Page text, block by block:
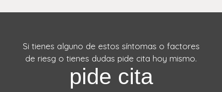
Si tienes alguno de estos síntomas o factores
de riesg o tienes dudas pide cita hoy mismo.
pide cita